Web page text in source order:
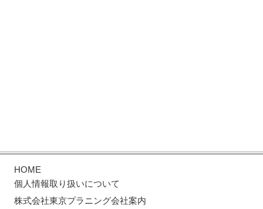
HOME
個人情報取り扱いについて
株式会社東京プラニング会社案内